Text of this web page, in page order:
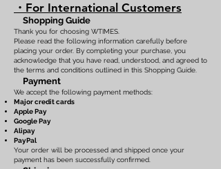
・For International Customers
Shopping Guide
Thank you for choosing WTIMES.
Please read the following information carefully before
placing your order. By completing your purchase, you
acknowledge that you have read, understood, and agreed to
the terms and conditions outlined in this Shopping Guide.
Payment
We accept the following payment methods:
Major credit cards
Apple Pay
Google Pay
Alipay
PayPal
Your order will be processed and shipped once your
payment has been successfully confirmed.